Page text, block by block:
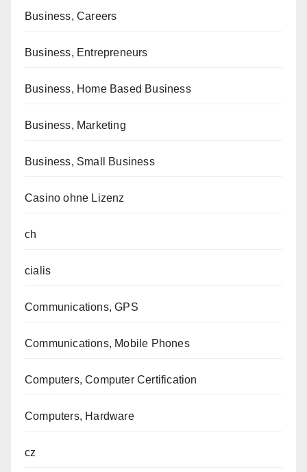
Business, Careers
Business, Entrepreneurs
Business, Home Based Business
Business, Marketing
Business, Small Business
Casino ohne Lizenz
ch
cialis
Communications, GPS
Communications, Mobile Phones
Computers, Computer Certification
Computers, Hardware
cz